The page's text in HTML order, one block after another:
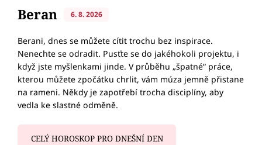
Beran 6. 8. 2026
Berani, dnes se můžete cítit trochu bez inspirace.
Nenechte se odradit. Pusťte se do jakéhokoli projektu, i
když jste myšlenkami jinde. V průběhu „špatné“ práce,
kterou můžete zpočátku chrlit, vám múza jemně přistane
na rameni. Někdy je zapotřebí trocha disciplíny, aby
vedla ke slastné odměně.
CELÝ HOROSKOP PRO DNEŠNÍ DEN